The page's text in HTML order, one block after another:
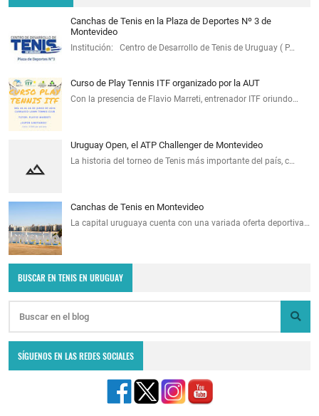
Canchas de Tenis en la Plaza de Deportes Nº 3 de
Montevideo
Institución: Centro de Desarrollo de Tenis de Uruguay ( P…
Curso de Play Tennis ITF organizado por la AUT
Con la presencia de Flavio Marreti, entrenador ITF oriundo…
Uruguay Open, el ATP Challenger de Montevideo
La historia del torneo de Tenis más importante del país, c…
Canchas de Tenis en Montevideo
La capital uruguaya cuenta con una variada oferta deportiva…
BUSCAR EN TENIS EN URUGUAY
SÍGUENOS EN LAS REDES SOCIALES